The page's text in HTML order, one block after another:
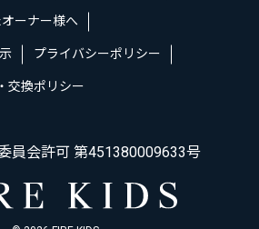
オーナー様へ
プライバシーポリシー
交換ポリシー
員会許可 第451380009633号